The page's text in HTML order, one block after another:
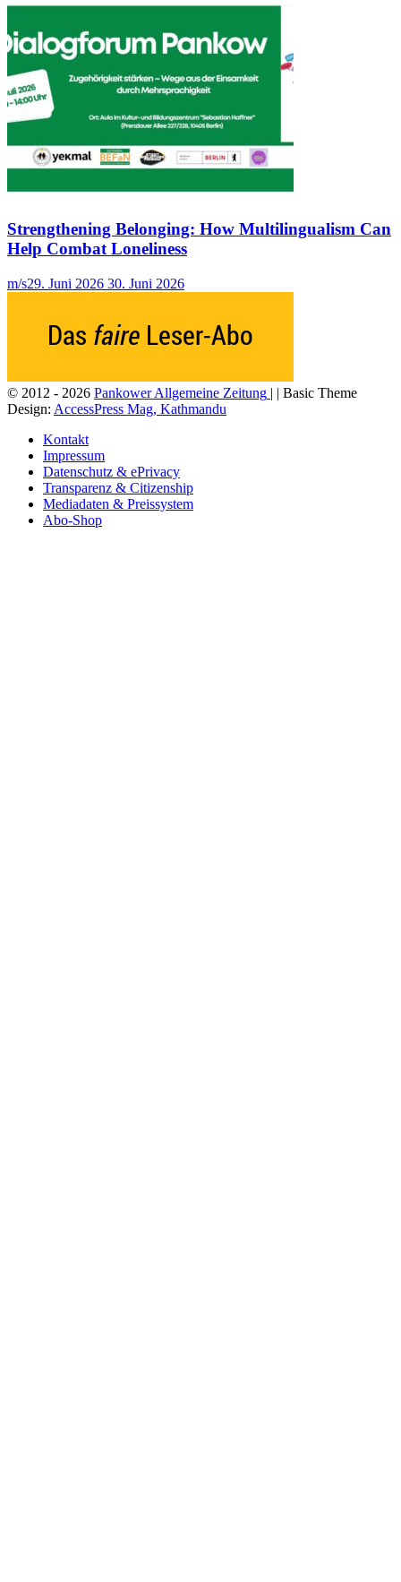
Strengthening Belonging: How Multilingualism Can
Help Combat Loneliness
m/s29. Juni 2026 30. Juni 2026
© 2012 - 2026 Pankower Allgemeine Zeitung | | Basic Theme
Design: AccessPress Mag, Kathmandu
Kontakt
Impressum
Datenschutz & ePrivacy
Transparenz & Citizenship
Mediadaten & Preissystem
Abo-Shop